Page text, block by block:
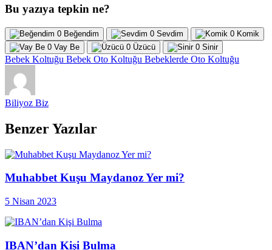
Bu yazıya tepkin ne?
0 Beğendim 0 Sevdim 0 Komik
0 Vay Be 0 Üzücü 0 Sinir
Bebek Koltuğu Bebek Oto Koltuğu Bebeklerde Oto Koltuğu
Biliyoz Biz
Benzer Yazılar
Muhabbet Kuşu Maydanoz Yer mi?
5 Nisan 2023
IBAN’dan Kişi Bulma